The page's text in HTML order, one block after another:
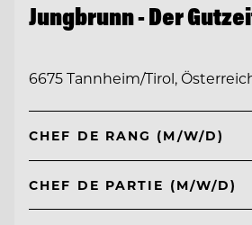
Jungbrunn - Der
6675 Tannheim/Tirol,
CHEF DE RANG (M/W/D)
CHEF DE PARTIE (M/W/D)